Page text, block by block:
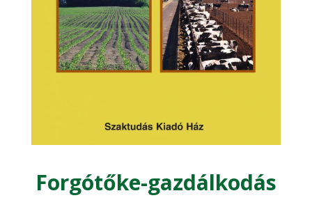
Méhészet
Szarvasmarha
Juhászat
Díszkert, dísznövény
Életmód, egészség
Forgótőke-gazdálkodás